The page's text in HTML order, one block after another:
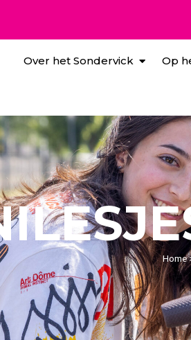
Over het Sondervick Op
Home